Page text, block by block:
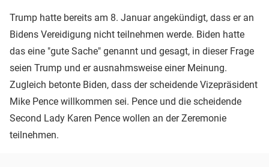
Trump hatte bereits am 8. Januar angekündigt, dass er an
Bidens Vereidigung nicht teilnehmen werde. Biden hatte
das eine "gute Sache" genannt und gesagt, in dieser Frage
seien Trump und er ausnahmsweise einer Meinung.
Zugleich betonte Biden, dass der scheidende Vizepräsident
Mike Pence willkommen sei. Pence und die scheidende
Second Lady Karen Pence wollen an der Zeremonie
teilnehmen.